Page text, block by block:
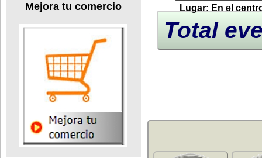
Mejora tu comercio
Lugar: En el
Total